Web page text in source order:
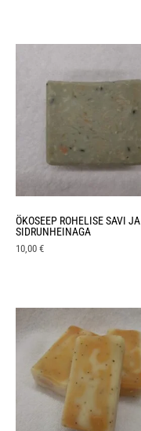
ÖKOSEEP ROHELISE SAVI JA
SIDRUNHEINAGA
10,00 €